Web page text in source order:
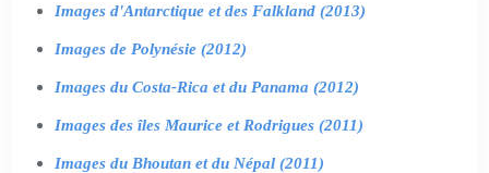
Images d'Antarctique et des Falkland (2013)
Images de Polynésie (2012)
Images du Costa-Rica et du Panama (2012)
Images des îles Maurice et Rodrigues (2011)
Images du Bhoutan et du Népal (2011)